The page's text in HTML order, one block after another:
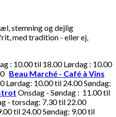
stemning og dejlig
med tradition - eller ej,
: 10.00 til 18.00 Lørdag : 10.00
Beau Marché - Café à Vins
Lørdag: 10.00 til 24.00 Søndag:
Onsdag - Søndag : 11.00 til
- torsdag: 7.30 til 22.00
til 24.00 Søndag: 9.00 til